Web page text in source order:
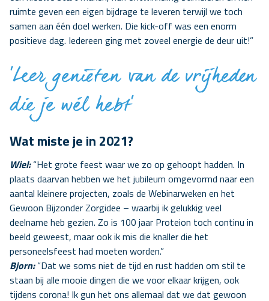
ruimte geven een eigen bijdrage te leveren terwijl we toch
samen aan één doel werken. Die kick-off was een enorm
positieve dag. Iedereen ging met zoveel energie de deur uit!”
‘Leer genieten van de vrijheden
die je wél hebt’
Wat miste je in 2021?
Wiel:“Het grote feest waar we zo op gehoopt hadden. In
plaats daarvan hebben we het jubileum omgevormd naar een
aantal kleinere projecten, zoals de Webinarweken en het
Gewoon Bijzonder Zorgidee – waarbij ik gelukkig veel
deelname heb gezien. Zo is 100 jaar Proteion toch continu in
beeld geweest, maar ook ik mis die knaller die het
personeelsfeest had moeten worden.”
Bjorn: “Dat we soms niet de tijd en rust hadden om stil te
staan bij alle mooie dingen die we voor elkaar krijgen, ook
tijdens corona! Ik gun het ons allemaal dat we dat gewoon